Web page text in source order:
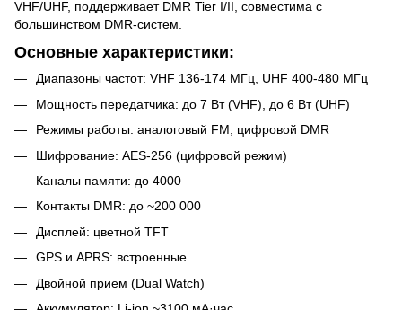
VHF/UHF, поддерживает DMR Tier I/II, совместима с
большинством DMR-систем.
Основные характеристики:
Диапазоны частот: VHF 136-174 МГц, UHF 400-480 МГц
Мощность передатчика: до 7 Вт (VHF), до 6 Вт (UHF)
Режимы работы: аналоговый FM, цифровой DMR
Шифрование: AES-256 (цифровой режим)
Каналы памяти: до 4000
Контакты DMR: до ~200 000
Дисплей: цветной TFT
GPS и APRS: встроенные
Двойной прием (Dual Watch)